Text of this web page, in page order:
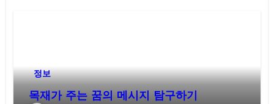
정보
목재가 주는 꿈의 메시지 탐구하기